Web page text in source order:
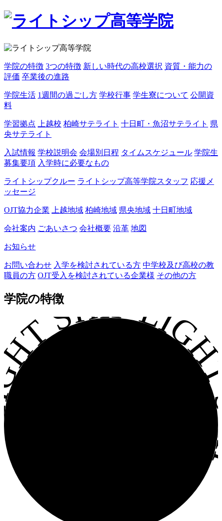
学院の特徴 3つの特徴 新しい時代の高校選択 資質・能力の
評価 卒業後の進路
学院生活 1週間の過ごし方 学校行事 学生寮について 公開資
料
学習拠点 上越校 柏崎サテライト 十日町・魚沼サテライト 県
央サテライト
入試情報 学校説明会 会場別日程 タイムスケジュール 学院生
募集要項 入学時に必要なもの
ライトシップクルー ライトシップ高等学院スタッフ 応援メ
ッセージ
OJT協力企業 上越地域 柏崎地域 県央地域 十日町地域
会社案内 ごあいさつ 会社概要 沿革 地図
お知らせ
お問い合わせ 入学を検討されている方 中学校及び高校の教
職員の方 OJT受入を検討されている企業様 その他の方
学院の特徴SHIP